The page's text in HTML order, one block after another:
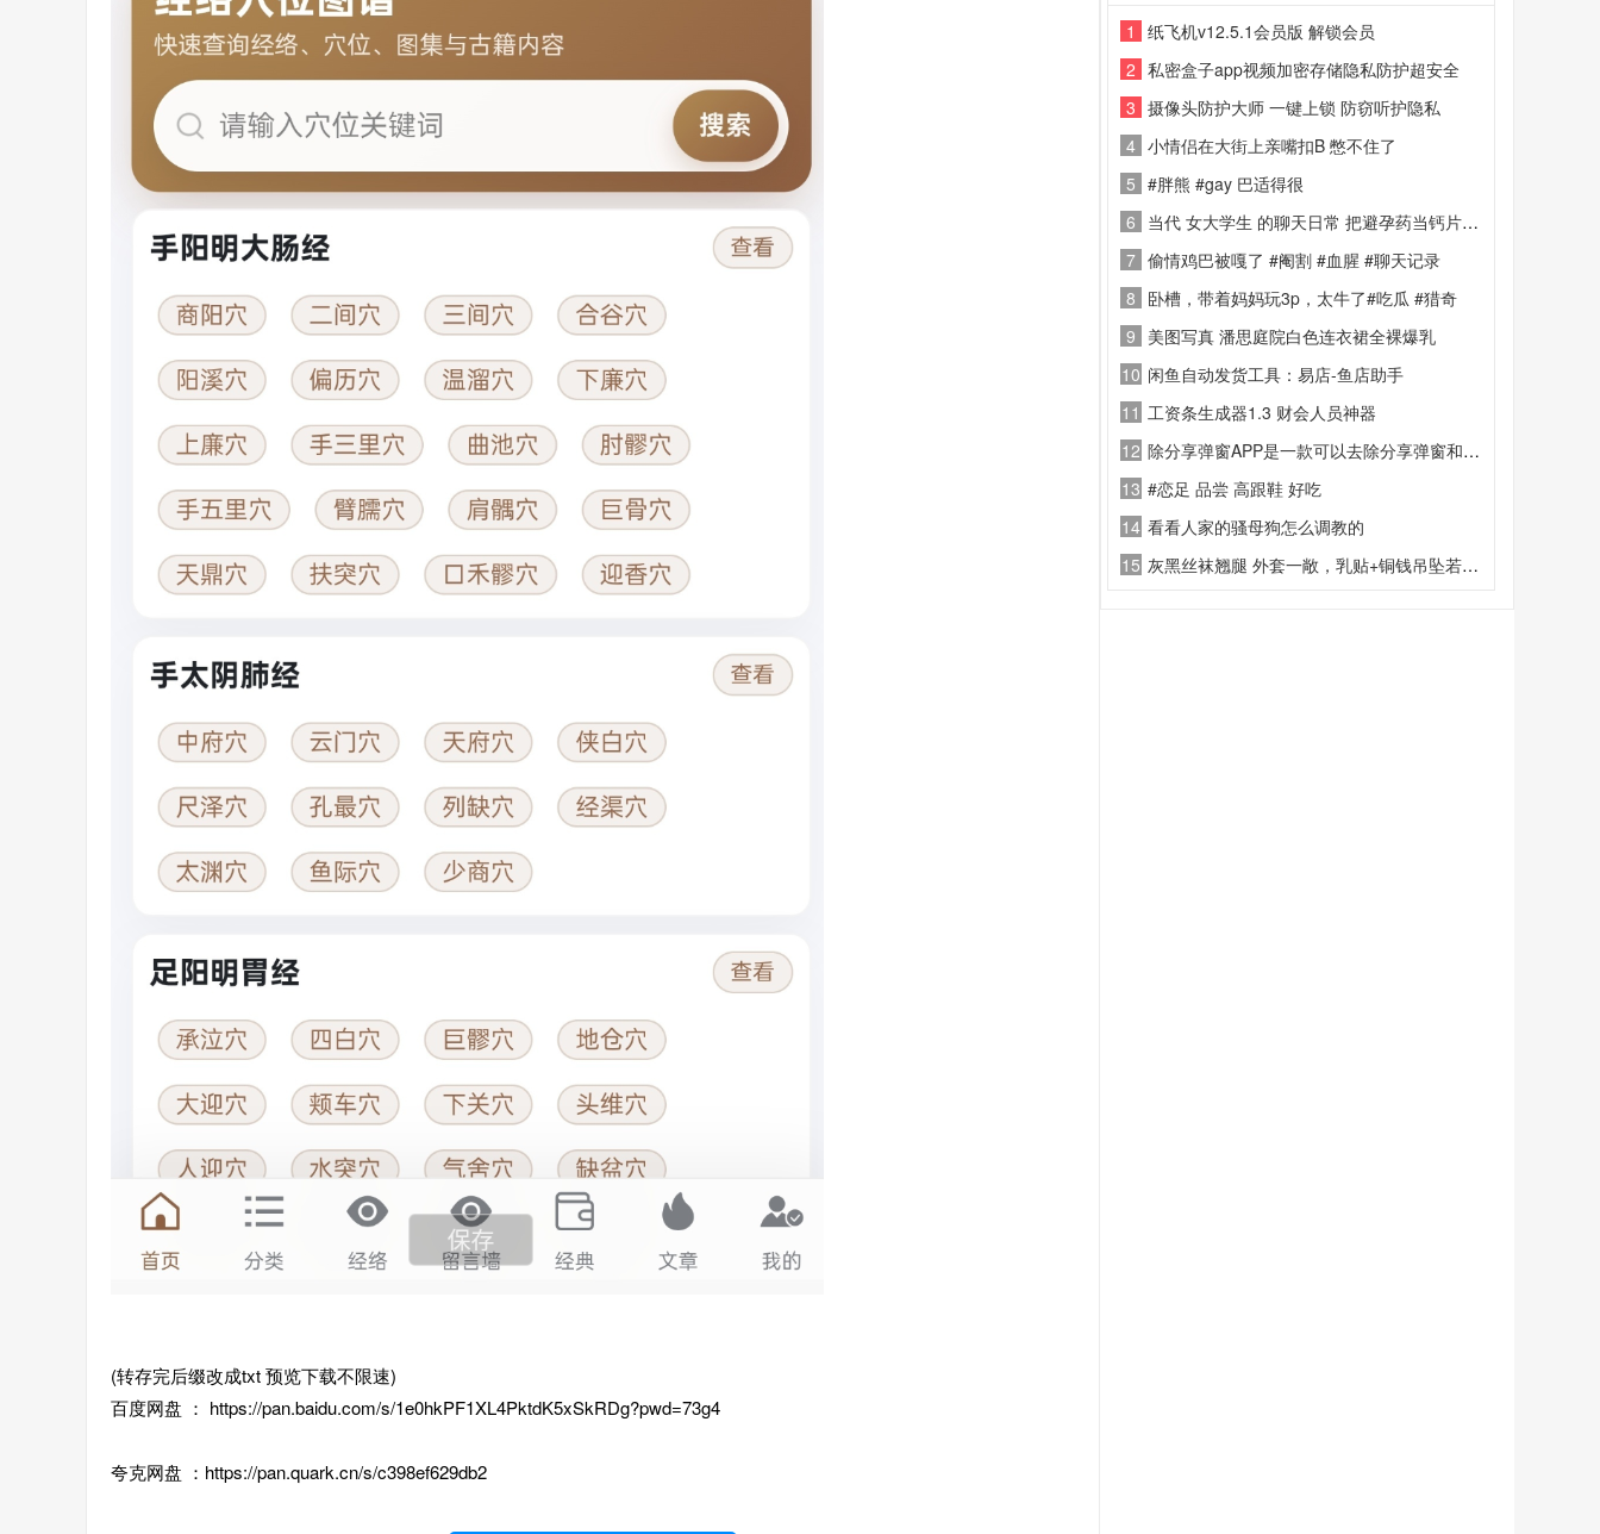
(转存完后缀改成txt 预览下载不限速)
百度网盘 ： https://pan.baidu.com/s/1e0hkPF1XL4PktdK5xSkRDg?pwd=73g4
夸克网盘 ：https://pan.quark.cn/s/c398ef629db2
1
纸飞机v12.5.1会员版 解锁会员
2 私密盒子app视频加密存储隐私防护超安全
3 摄像头防护大师 一键上锁 防窃听护隐私
4 小情侣在大街上亲嘴扣B 憋不住了
5 #胖熊 #gay 巴适得很
6 当代 女大学生 的聊天日常 把避孕药当钙片吃 #聊天记录
7 偷情鸡巴被嘎了 #阉割 #血腥 #聊天记录
8 卧槽，带着妈妈玩3p，太牛了#吃瓜 #猎奇
9 美图写真 潘思庭院白色连衣裙全裸爆乳
10 闲鱼自动发货工具：易店-鱼店助手
11 工资条生成器1.3 财会人员神器
12 除分享弹窗APP是一款可以去除分享弹窗和云注入弹窗的 app
13 #恋足 品尝 高跟鞋 好吃
14 看看人家的骚母狗怎么调教的
15 灰黑丝袜翘腿 外套一敞，乳贴+铜钱吊坠若隐若现，翘臀怼镜